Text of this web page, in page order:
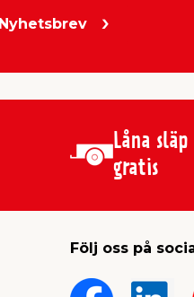
Nyhetsbrev
Låna släp
gratis
Följ oss på